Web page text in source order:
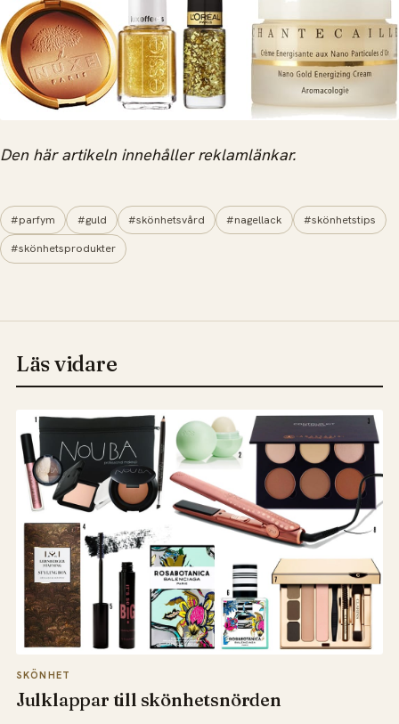
Den här artikeln innehåller reklamlänkar.
#parfym #guld #skönhetsvård #nagellack #skönhetstips
#skönhetsprodukter
Läs vidare
SKÖNHET
Julklappar till skönhetsnörden